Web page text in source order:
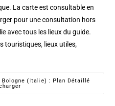
La carte est consultable en
pour une consultation hors
avec tous les lieux du guide.
touristiques, lieux utiles,
Bologne (Italie) : Plan Détaillé